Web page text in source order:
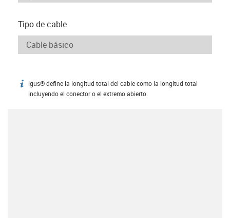
Tipo de cable
igus-icon-info
igus® define la longitud total del cable como la longitud total
incluyendo el conector o el extremo abierto.